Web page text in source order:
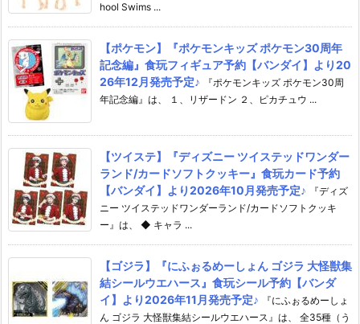
hool Swims ...
【ポケモン】『ポケモンキッズ ポケモン30周年
記念編』食玩フィギュア予約【バンダイ】より20
26年12月発売予定♪
『ポケモンキッズ ポケモン30周
年記念編』は、 １、リザードン ２、ピカチュウ ...
【ツイステ】『ディズニー ツイステッドワンダー
ランド/カードソフトクッキー』食玩カード予約
【バンダイ】より2026年10月発売予定♪
『ディズ
ニー ツイステッドワンダーランド/カードソフトクッキ
ー』は、 ◆ キャラ ...
【ゴジラ】『にふぉるめーしょん ゴジラ 大怪獣集
結シールウエハース』食玩シール予約【バンダ
イ】より2026年11月発売予定♪
『にふぉるめーしょ
ん ゴジラ 大怪獣集結シールウエハース』は、 全35種（う